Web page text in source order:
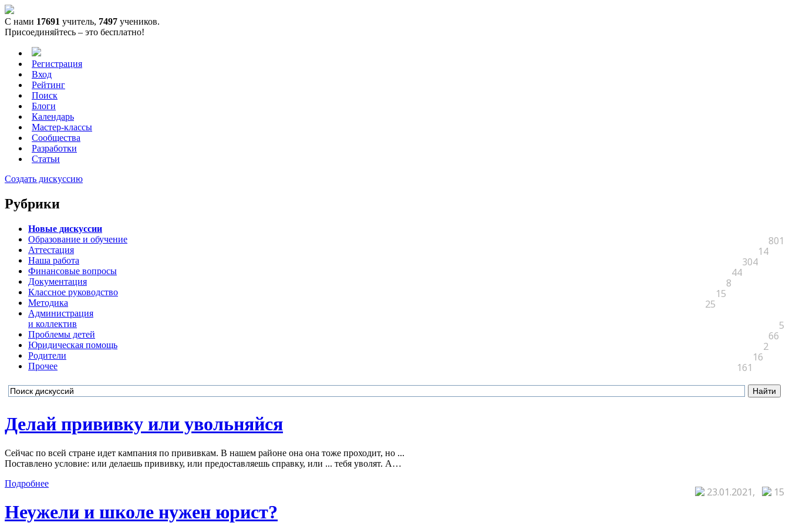
С нами 17691 учитель, 7497 учеников.
Присоединяйтесь – это бесплатно!
Регистрация
Вход
Рейтинг
Поиск
Блоги
Календарь
Мастер-классы
Сообщества
Разработки
Статьи
Создать дискуссию
Рубрики
Новые дискуссии
Образование и обучение
801
Аттестация 14
Наша работа 304
Финансовые вопросы 44
Документация 8
Классное руководство 15
Методика 25
Администрация
и коллектив
5
Проблемы детей 66
Юридическая помощь 2
Родители 16
Прочее 161
Делай прививку или увольняйся
Сейчас по всей стране идет кампания по прививкам. В нашем районе она она тоже проходит, но ...
Поставлено условие: или делаешь прививку, или предоставляешь справку, или ... тебя уволят. А…
Подробнее
23.01.2021, 15
Неужели и школе нужен юрист?